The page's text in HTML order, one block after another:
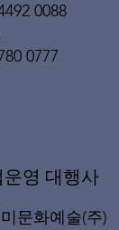
0088
0777
운영 대행사
문화예술(주)